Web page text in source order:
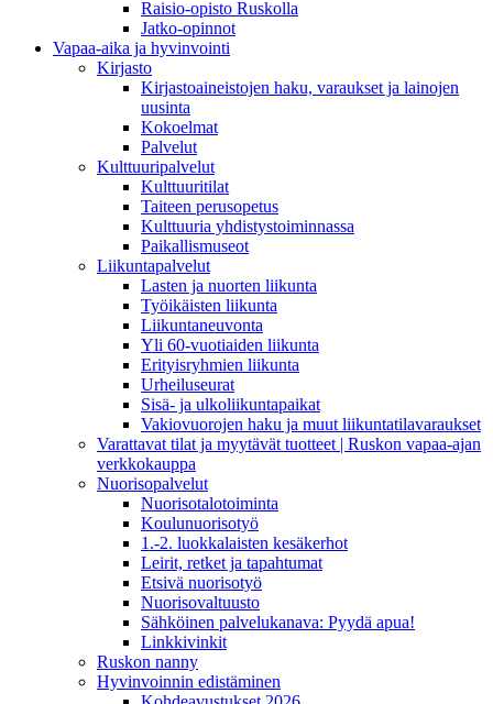
Raisio-opisto Ruskolla
Jatko-opinnot
Vapaa-aika ja hyvinvointi
Kirjasto
Kirjastoaineistojen haku, varaukset ja lainojen
uusinta
Kokoelmat
Palvelut
Kulttuuripalvelut
Kulttuuritilat
Taiteen perusopetus
Kulttuuria yhdistystoiminnassa
Paikallismuseot
Liikuntapalvelut
Lasten ja nuorten liikunta
Työikäisten liikunta
Liikuntaneuvonta
Yli 60-vuotiaiden liikunta
Erityisryhmien liikunta
Urheiluseurat
Sisä- ja ulkoliikuntapaikat
Vakiovuorojen haku ja muut liikuntatilavaraukset
Varattavat tilat ja myytävät tuotteet | Ruskon vapaa-ajan
verkkokauppa
Nuorisopalvelut
Nuorisotalotoiminta
Koulunuorisotyö
1.-2. luokkalaisten kesäkerhot
Leirit, retket ja tapahtumat
Etsivä nuorisotyö
Nuorisovaltuusto
Sähköinen palvelukanava: Pyydä apua!
Linkkivinkit
Ruskon nanny
Hyvinvoinnin edistäminen